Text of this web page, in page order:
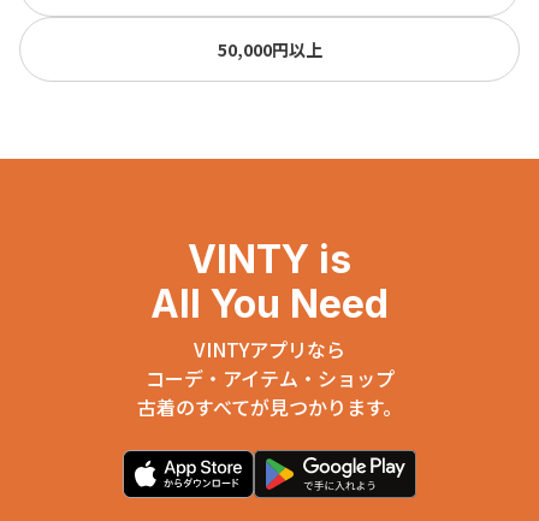
50,000円以上
VINTY is
All You Need
VINTYアプリなら
コーデ・アイテム・ショップ
古着のすべてが見つかります。